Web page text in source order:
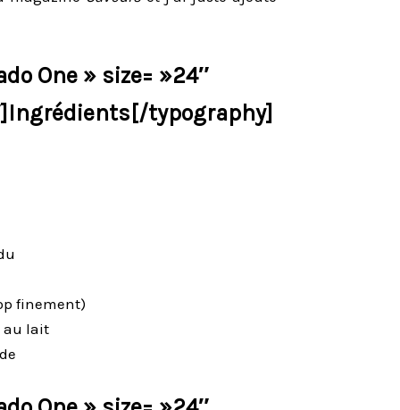
One » size= »24″
typography]
finement)
au lait